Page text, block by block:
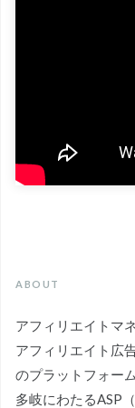
ABOUT
アフィリエイトマ
アフィリエイト広
のプラットフォーム
多岐にわたるASP